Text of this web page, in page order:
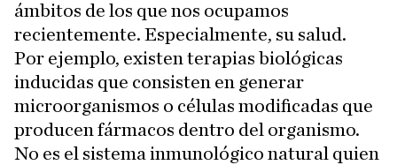
ámbitos de los que nos ocupamos
recientemente. Especialmente, su salud.
Por ejemplo, existen terapias biológicas
inducidas que consisten en generar
microorganismos o células modificadas que
producen fármacos dentro del organismo.
No es el sistema inmunológico natural quien